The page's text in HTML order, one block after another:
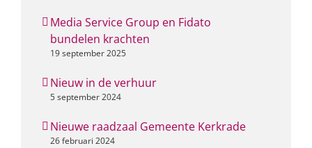
Media Service Group en Fidato
bundelen krachten
19 september 2025
Nieuw in de verhuur
5 september 2024
Nieuwe raadzaal Gemeente Kerkrade
26 februari 2024